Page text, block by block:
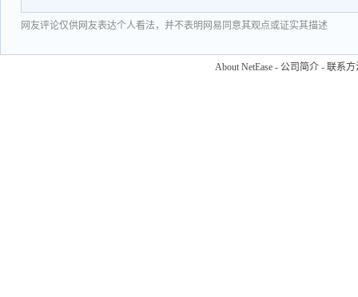
网友评论仅供网友表达个人看法，并不表明网易同意其观点或证实其描述
About NetEase - 公司简介 - 联系方